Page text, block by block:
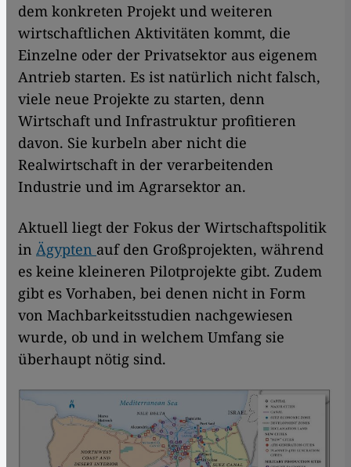
dem konkreten Projekt und weiteren
wirtschaftlichen Aktivitäten kommt, die
Einzelne oder der Privatsektor aus eigenem
Antrieb starten. Es ist natürlich nicht falsch,
viele neue Projekte zu starten, denn
Wirtschaft und Infrastruktur profitieren
davon. Sie kurbeln aber nicht die
Realwirtschaft in der verarbeitenden
Industrie und im Agrarsektor an.
Aktuell liegt der Fokus der Wirtschaftspolitik
in Ägypten auf den Großprojekten, während
es keine kleineren Pilotprojekte gibt. Zudem
gibt es Vorhaben, bei denen nicht in Form
von Machbarkeitsstudien nachgewiesen
wurde, ob und in welchem Umfang sie
überhaupt nötig sind.